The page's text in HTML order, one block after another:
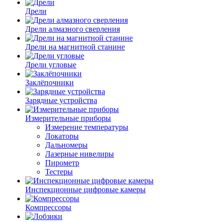
Дрели
Дрели алмазного сверления
Дрели на магнитной станине
Дрели угловые
Заклёпочники
Зарядные устройства
Измерительные приборы
Измерение температуры
Локаторы
Дальномеры
Лазерные нивелиры
Пирометр
Тестеры
Инспекционные цифровые камеры
Компрессоры